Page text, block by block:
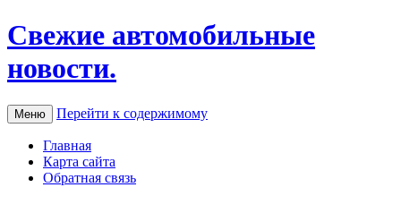
Свежие автомобильные
новости.
Меню Перейти к содержимому
Главная
Карта сайта
Обратная связь